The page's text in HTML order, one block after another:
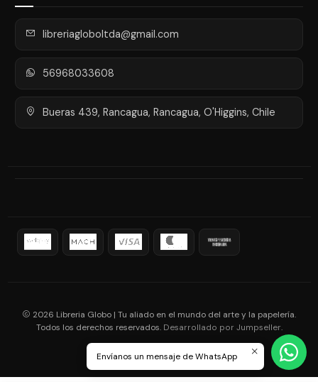
libreriagloboltda@gmail.com
56968033608
Bueras 439, Rancagua, Rancagua, O'Higgins, Chile
2026 Libreria Globo | Tu aliado en el mundo del arte y la papelería.
Todos los derechos reservados. Desarrollado por Jumpseller.
Envíanos un mensaje de WhatsApp